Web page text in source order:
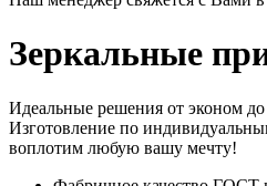
Зеркальные
Идеальные решения от эконом
Изготовление по
воплотим любую вашу мечту!